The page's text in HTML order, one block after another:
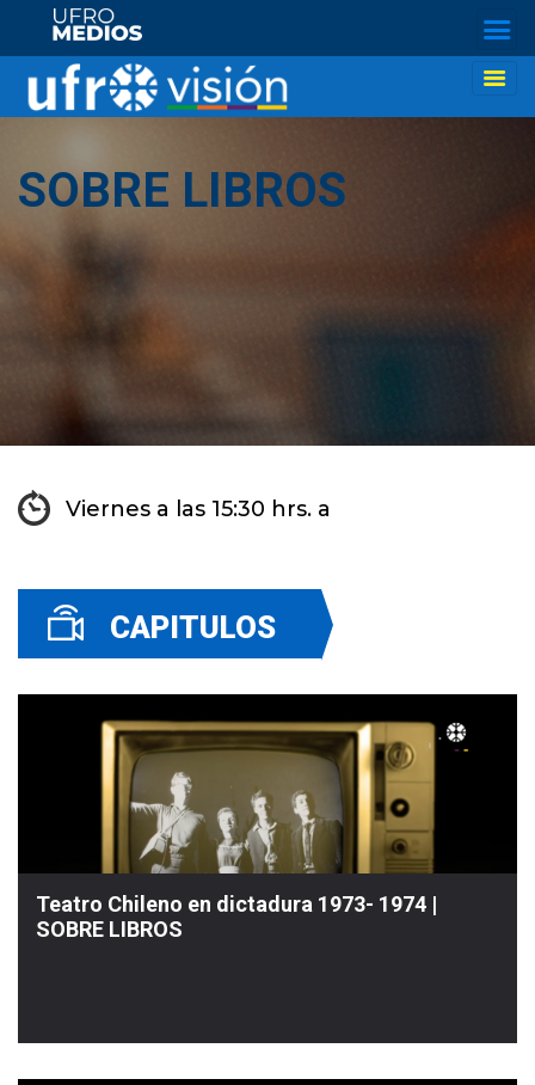
SOBRE LIBROS
Viernes a las 15:30 hrs. a
CAPITULOS
Teatro Chileno en dictadura 1973- 1974 |
SOBRE LIBROS